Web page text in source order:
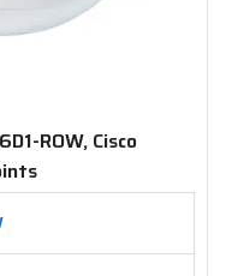
ROW, Cisco